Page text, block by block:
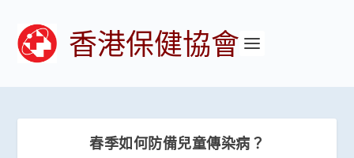
香港保健協會
春季如何防備兒童傳染病？